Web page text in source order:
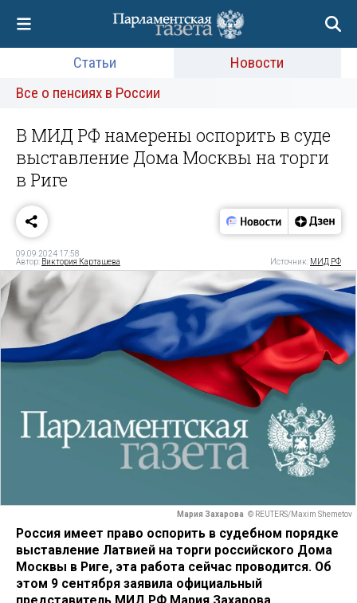
Статьи
Новости
Все о пенсиях в России
В МИД РФ намерены оспорить в суде
выставление Дома Москвы на торги
в Риге
09.09.2024 17:58
Автор: Виктория Карташева Источник: МИД РФ
Мария Захарова © REUTERS/Maxim Shemetov
Россия имеет право оспорить в судебном порядке
выставление Латвией на торги российского Дома
Москвы в Риге, эта работа сейчас проводится. Об
этом 9 сентября заявила официальный
представитель МИД РФ Мария Захарова,